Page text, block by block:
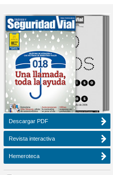
Descargar PDF
Revista interactiva
Hemeroteca